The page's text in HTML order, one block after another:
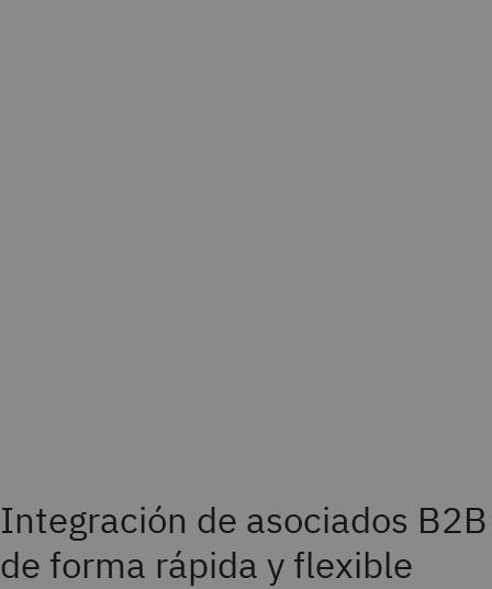
Integración de asociados B2B
de forma rápida y flexible